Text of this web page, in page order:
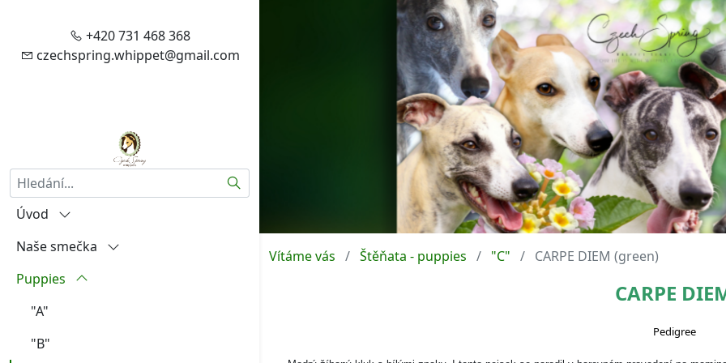
+420 731 468 368
czechspring.whippet@gmail.com
Úvod
Vítejte
Zásady zpracování vašich
Naše smečka
Igráček od Hněvína
Amalia Rosa Czech Spring
Aireen Czech Spring
Puppies
"A"
"B"
Hledat
Vítáme vás Štěňata - puppies "C" CARPE DIEM (green)
CARPE
Pedigree